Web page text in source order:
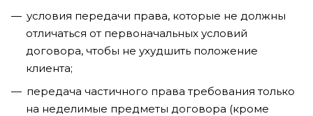
условия передачи права, которые не должны
отличаться от первоначальных условий
договора, чтобы не ухудшить положение
клиента;
передача частичного права требования только
на неделимые предметы договора (кроме